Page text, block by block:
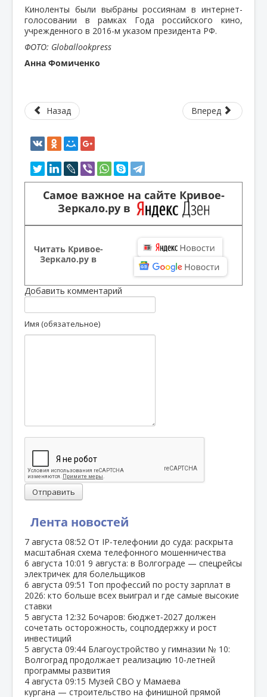
Лента новостей
7 августа 08:52 От IP‑телефонии до суда: раскрыта
масштабная схема телефонного мошенничества
6 августа 10:01 9 августа: в Волгограде — спецрейсы
электричек для болельщиков
6 августа 09:51 Топ профессий по росту зарплат в
2026: кто больше всех выиграл и где самые высокие
ставки
5 августа 12:32 Бочаров: бюджет‑2027 должен
сочетать осторожность, соцподдержку и рост
инвестиций
5 августа 09:44 Благоустройство у гимназии № 10:
Волгоград продолжает реализацию 10‑летней
программы развития
4 августа 09:15 Музей СВО у Мамаева
кургана — строительство на финишной прямой
Киноленты были выбраны россиянам в интернет-
голосовании в рамках Года российского кино,
учрежденного в 2016-м указом президента РФ.
ФОТО: Globallookpress
Анна Фомиченко
Назад Вперед
Самое важное на сайте Кривое-
Зеркало.ру в
Читать Кривое-
Зеркало.ру в
Добавить комментарий
Имя (обязательное)
Отправить